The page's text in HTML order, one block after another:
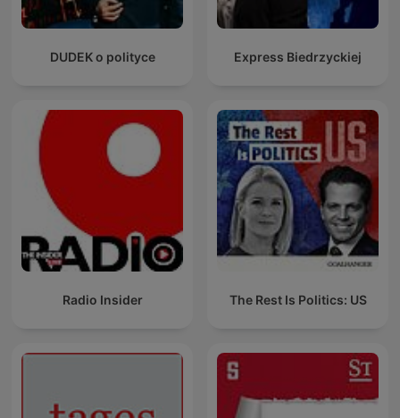
DUDEK o polityce Express Biedrzyckiej
Radio Insider The Rest Is Politics: US